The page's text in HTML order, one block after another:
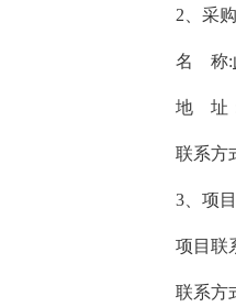
2、采购
名 称:
地 址
联系方
3、项目
项目联系
联系方